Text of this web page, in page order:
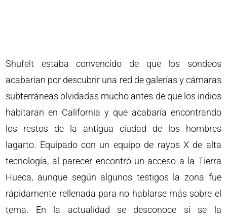
Shufelt estaba convencido de que los sondeos
acabarían por descubrir una red de galerías y cámaras
subterráneas olvidadas mucho antes de que los indios
habitaran en California y que acabaría encontrando
los restos de la antigua ciudad de los hombres
lagarto. Equipado con un equipo de rayos X de alta
tecnología, al parecer encontró un acceso a la Tierra
Hueca, aunque según algunos testigos la zona fue
rápidamente rellenada para no hablarse más sobre el
tema. En la actualidad se desconoce si se la